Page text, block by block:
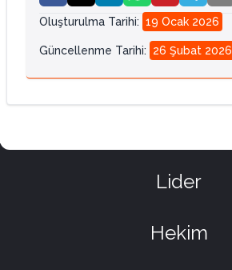
Oluşturulma Tarihi: 19 Ocak 2026
Güncellenme Tarihi: 26 Şubat 2026
Lider
Hekim